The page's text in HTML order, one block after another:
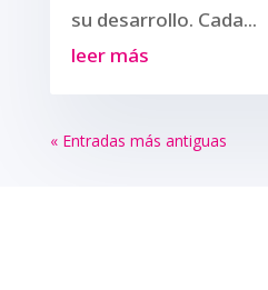
su desarrollo. Cada...
leer más
« Entradas más antiguas